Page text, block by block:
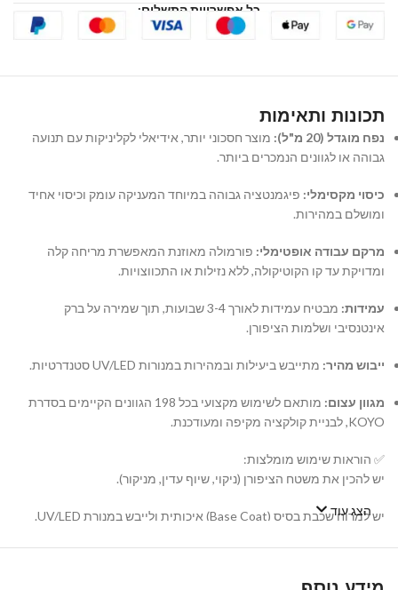
כל אפשרויות התשלום:
תכונות ותאימות
נפח מוגדל (20 מ"ל):
מוצר חסכוני יותר, אידיאלי לקליניקות עם תנועה
גבוהה או לגוונים הנמכרים ביותר.
כיסוי מקסימלי: פיגמנטציה גבוהה במיוחד המעניקה עומק וכיסוי אחיד
ומושלם במהירות.
מרקם עבודה אופטימלי: פורמולה מאוזנת המאפשרת מריחה קלה
ומדויקת עד קו הקוטיקולה, ללא נזילות או התכווצויות.
עמידות:
מבטיח עמידות לאורך 3-4 שבועות, תוך שמירה על ברק
אינטנסיבי ושלמות הציפורן.
ייבוש מהיר: מתייבש ביעילות ובמהירות במנורות UV/LED סטנדרטיות.
מגוון עצום:
מותאם לשימוש מקצועי בכל 198 הגוונים הקיימים בסדרת
KOYO, לבניית קולקציה מקיפה ומעודכנת.
✅ הוראות שימוש מומלצות:
יש להכין את משטח הציפורן (ניקוי, שיוף עדין, מניקור).
יש למרוח שכבת בסיס (Base Coat) איכותית ולייבש במנורת UV/LED.
יש למרוח שכבה דקה ואחידה של לק ג'ל KOYO ולייבש במנורה. במידת
הצג עוד